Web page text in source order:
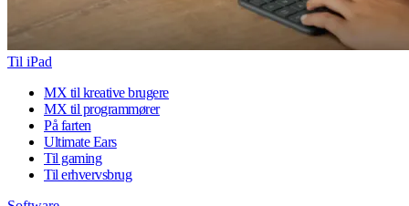
Til iPad
MX til kreative brugere
MX til programmører
På farten
Ultimate Ears
Til gaming
Til erhvervsbrug